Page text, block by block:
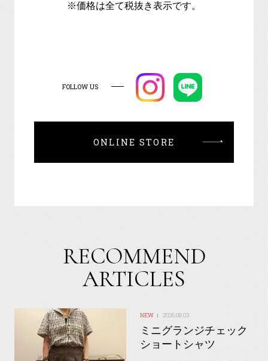
※価格は全て税抜き表示です。
FOLLOW US
ONLINE STORE
RECOMMEND
ARTICLES
2026.08.03
ミニグランジチェック
ショートシャツ